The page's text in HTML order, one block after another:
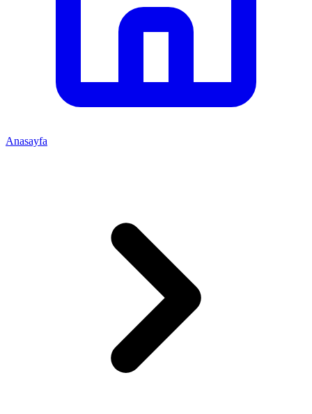
Anasayfa